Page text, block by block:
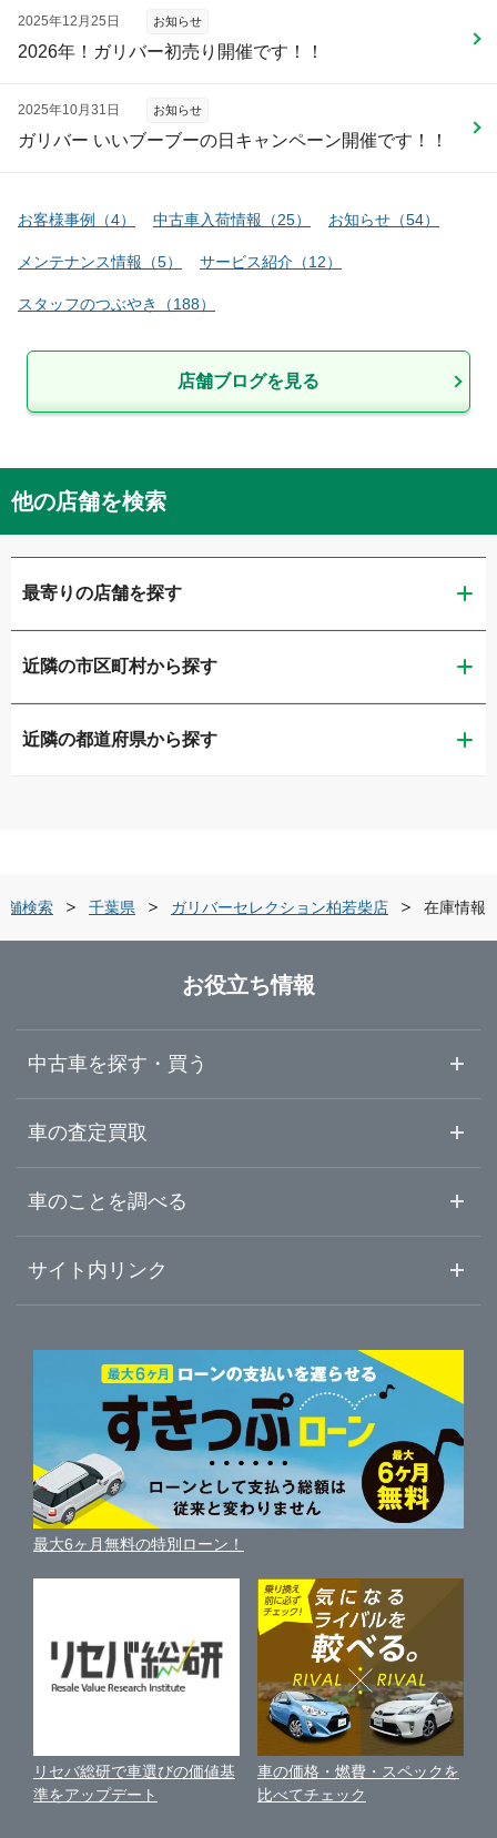
2025年12月25日 お知らせ
2026年！ガリバー初売り開催です！！
2025年10月31日 お知らせ
ガリバー いいブーブーの日キャンペーン開催です！！
お客様事例 （4） 中古車入荷情報 （25） お知らせ （54）
メンテナンス情報 （5） サービス紹介 （12）
スタッフのつぶやき （188）
店舗ブログを見る
他の店舗を検索
最寄りの店舗を探す
LIBERALA リベラーラ千葉
ガリバー穴川インター店
ガリバー船橋習志野店
ガリバー木更津金田店
ガリバー車検 木更津金田店
ガリバー木更津金田店 板金工場
ガリバー木更津店
ガリバー車検 野田店
GT-Garage@Gulliver
Brat BASE野田カスタム直売店
近隣の市区町村から探す
千葉市稲毛区
茂原市
成田市
習志野市
柏市
八千代市
鎌ケ谷市
浦安市
近隣の都道府県から探す
千葉県
東京都
神奈川県
舗検索 千葉県 ガリバーセレクション柏若柴店 在庫情報
お役立ち情報
中古車を探す・買う
中古車情報・中古車検索
初めての中古車購入ガイド
中古車人気ランキング
自動車ローンを調べる
ガリバーの自動車ローン
車買い替えの基礎知識
近くのお店で車を探す
車の査定買取
車査定・車買取ならガリバー
ガリバーの査定が選ばれる理由
車を売る時よくある質問
便利な査定サービス
中古車買取相場（毎月更新）
車の個人売買ガイド
車のことを調べる
車初心者まとめ
新車・中古車カタログ
車の燃費を調べる
車種別クチコミ
車比較サイト
サイト内リンク
サイトマップ
サイトの使用条件
利用規約
保険代理店業務に関する基本方針
古物営業法に基づく表示
お客様の声
最大6ヶ月無料の特別ローン！
リセバ総研で車選びの価値基
準をアップデート
車の価格・燃費・スペックを
比べてチェック